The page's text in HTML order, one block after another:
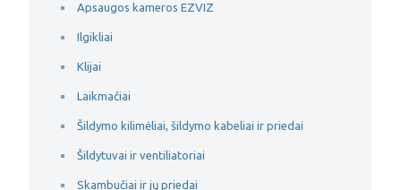
Apsaugos kameros EZVIZ
Ilgikliai
Klijai
Laikmačiai
Šildymo kilimėliai, šildymo kabeliai ir priedai
Šildytuvai ir ventiliatoriai
Skambučiai ir jų priedai